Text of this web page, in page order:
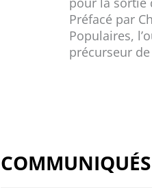
Préfacé par
Populaires,
précurseur
COMMUNIQUÉS